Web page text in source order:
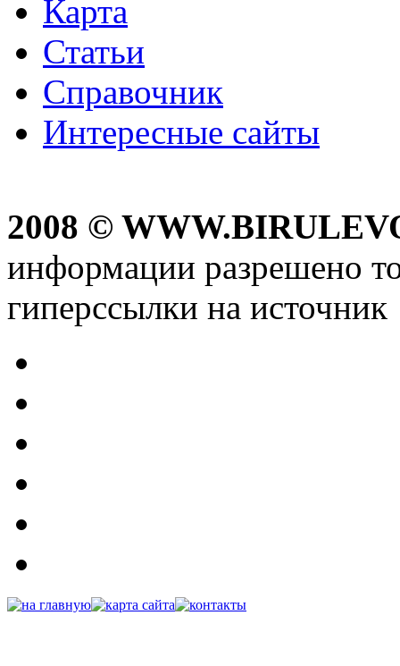
Карта
Статьи
Справочник
Интересные сайты
2008 ©
информации разрешено
гиперссылки на источник